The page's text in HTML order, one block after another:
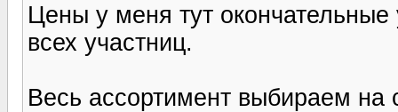
Цены у меня тут
всех участниц.
Весь ассортимент выбираем на